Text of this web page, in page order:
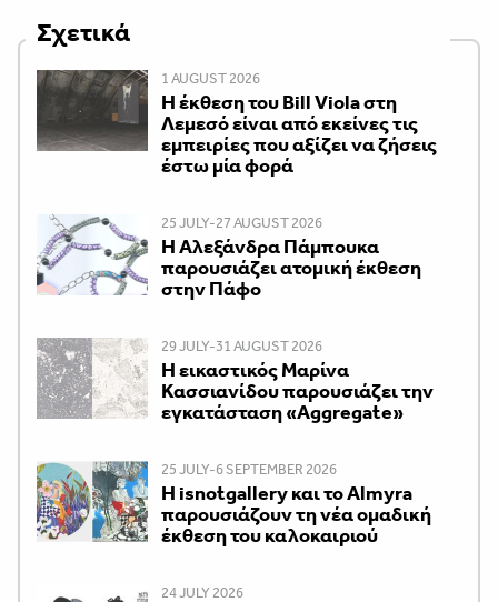
Σχετικά
1 AUGUST 2026
Η έκθεση του Bill Viola στη
Λεμεσό είναι από εκείνες τις
εμπειρίες που αξίζει να ζήσεις
έστω μία φορά
25 JULY-27 AUGUST 2026
Η Αλεξάνδρα Πάμπουκα
παρουσιάζει ατομική έκθεση
στην Πάφο
29 JULY-31 AUGUST 2026
Η εικαστικός Μαρίνα
Κασσιανίδου παρουσιάζει την
εγκατάσταση «Aggregate»
25 JULY-6 SEPTEMBER 2026
Η isnotgallery και το Almyra
παρουσιάζουν τη νέα ομαδική
έκθεση του καλοκαιριού
24 JULY 2026